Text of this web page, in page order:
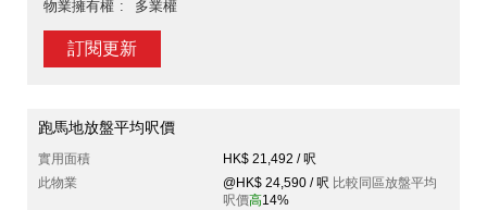
物業擁有權
多業權
訂閱更新
跑馬地放盤平均呎價
實用面積
HK$ 21,492 / 呎
此物業
@HK$ 24,590 / 呎 比較同區放盤平均
呎價高14%